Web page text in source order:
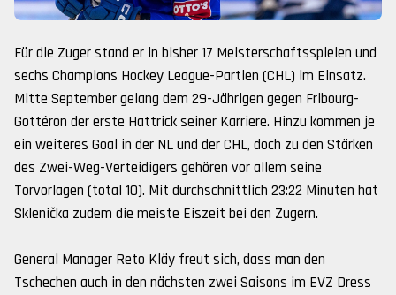
Für die Zuger stand er in bisher 17 Meisterschaftsspielen und
sechs Champions Hockey League-Partien (CHL) im Einsatz.
Mitte September gelang dem 29-Jährigen gegen Fribourg-
Gottéron der erste Hattrick seiner Karriere. Hinzu kommen je
ein weiteres Goal in der NL und der CHL, doch zu den Stärken
des Zwei-Weg-Verteidigers gehören vor allem seine
Torvorlagen (total 10). Mit durchschnittlich 23:22 Minuten hat
Sklenička zudem die meiste Eiszeit bei den Zugern.
General Manager Reto Kläy freut sich, dass man den
Tschechen auch in den nächsten zwei Saisons im EVZ Dress